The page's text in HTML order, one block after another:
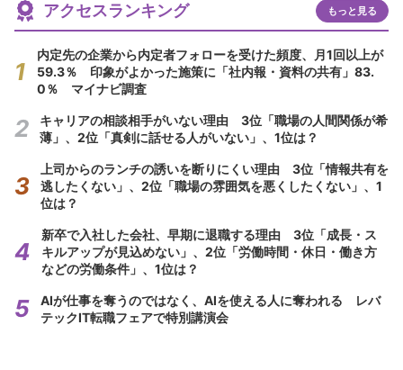
アクセスランキング もっと見る
内定先の企業から内定者フォローを受けた頻度、月1回以上が
59.3％ 印象がよかった施策に「社内報・資料の共有」83.
0％ マイナビ調査
キャリアの相談相手がいない理由 3位「職場の人間関係が希
薄」、2位「真剣に話せる人がいない」、1位は？
上司からのランチの誘いを断りにくい理由 3位「情報共有を
逃したくない」、2位「職場の雰囲気を悪くしたくない」、1
位は？
新卒で入社した会社、早期に退職する理由 3位「成長・ス
キルアップが見込めない」、2位「労働時間・休日・働き方
などの労働条件」、1位は？
AIが仕事を奪うのではなく、AIを使える人に奪われる レバ
テックIT転職フェアで特別講演会